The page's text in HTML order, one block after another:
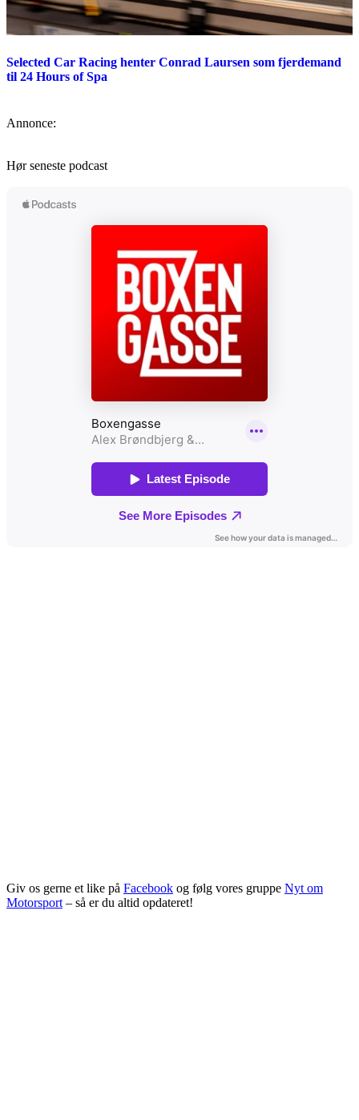
Selected Car Racing henter Conrad Laursen som fjerdemand
til 24 Hours of Spa
Annonce:
Hør seneste podcast
Giv os gerne et like på Facebook og følg vores gruppe Nyt om
Motorsport – så er du altid opdateret!